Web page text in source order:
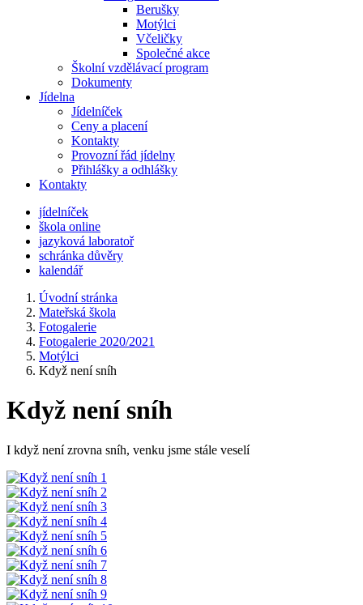
Berušky
Motýlci
Včeličky
Společné akce
Školní vzdělávací program
Dokumenty
Jídelna
Jídelníček
Ceny a placení
Kontakty
Provozní řád jídelny
Přihlášky a odhlášky
Kontakty
jídelníček
škola online
jazyková laboratoř
schránka důvěry
kalendář
Úvodní stránka
Mateřská škola
Fotogalerie
Fotogalerie 2020/2021
Motýlci
Když není sníh
Když není sníh
I když není zrovna sníh, venku jsme stále veselí